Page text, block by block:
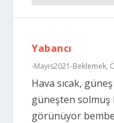
Yabancı
-Mayıs2021-Beklemek,
Hava sıcak,
güneşten solmuş
görünüyor